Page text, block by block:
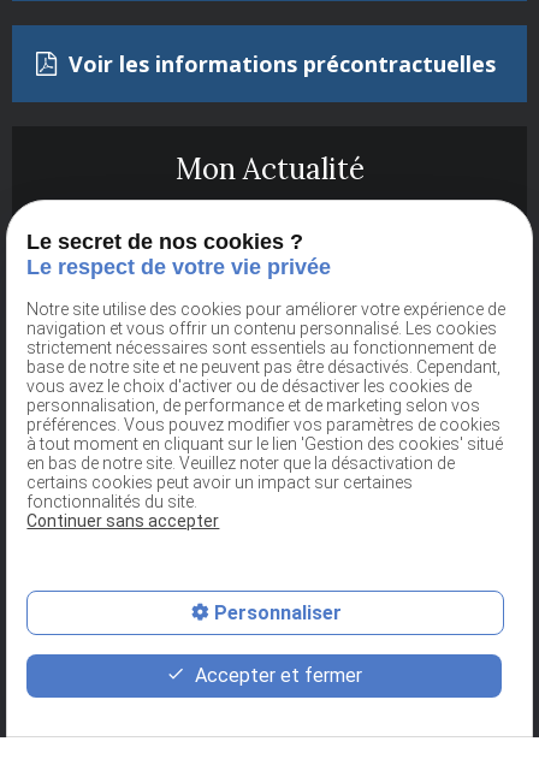
Voir les informations précontractuelles
Mon Actualité
contravention, délit ou crime .
La distinction entre contravention, délit et crime est
la justice pénale en France. Maître ...
Voir toutes les actualités
Ma newsletter
Inscrivez-vous à la newsletter et recevez l'actualité de l'entreprise
Liens utiles
Portail du justiciable
Ordre des Avocats du Val d'Oise
Légifrance
place
Plan d'accès
contact_page
Contact
phone
01 86 26 49 28
Le secret de nos cookies ?
Le respect de votre vie privée
Notre site utilise des cookies pour améliorer votre expérience de
navigation et vous offrir un contenu personnalisé. Les cookies
strictement nécessaires sont essentiels au fonctionnement de
base de notre site et ne peuvent pas être désactivés. Cependant,
vous avez le choix d'activer ou de désactiver les cookies de
personnalisation, de performance et de marketing selon vos
préférences. Vous pouvez modifier vos paramètres de cookies
à tout moment en cliquant sur le lien 'Gestion des cookies' situé
en bas de notre site. Veuillez noter que la désactivation de
certains cookies peut avoir un impact sur certaines
fonctionnalités du site.
Continuer sans accepter
Personnaliser
Accepter et fermer